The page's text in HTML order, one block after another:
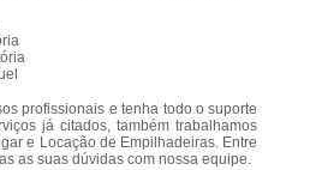
profissionais e tenha todo o suporte
já citados, também trabalhamos
e Locação de Empilhadeiras. Entre
as suas dúvidas com nossa equipe.